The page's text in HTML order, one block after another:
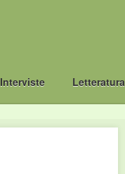
Interviste Letteratura